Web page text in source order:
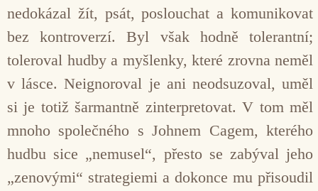
nedokázal žít, psát, poslouchat a komunikovat
bez kontroverzí. Byl však hodně tolerantní;
toleroval hudby a myšlenky, které zrovna neměl
v lásce. Neignoroval je ani neodsuzoval, uměl
si je totiž šarmantně zinterpretovat. V tom měl
mnoho společného s Johnem Cagem, kterého
hudbu sice „nemusel“, přesto se zabýval jeho
„zenovými“ strategiemi a dokonce mu přisoudil